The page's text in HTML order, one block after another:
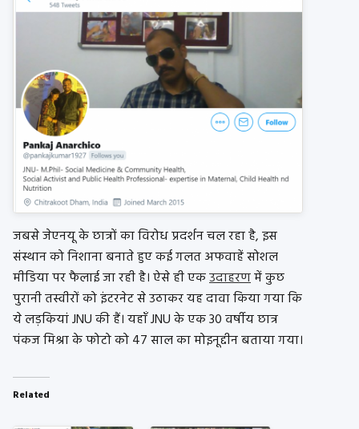
जबसे जेएनयू के छात्रों का विरोध प्रदर्शन चल रहा है, इस
संस्थान को निशाना बनाते हुए कई गलत अफवाहें सोशल
मीडिया पर फैलाई जा रही है। ऐसे ही एकउदाहरणमें कुछ
पुरानी तस्वीरों को इंटरनेट से उठाकर यह दावा किया गया कि
ये लड़कियां JNU की हैं। यहाँ JNU के एक 30 वर्षीय छात्र
पंकज मिश्रा के फोटो को 47 साल का मोइनूद्दीन बताया गया।
Related